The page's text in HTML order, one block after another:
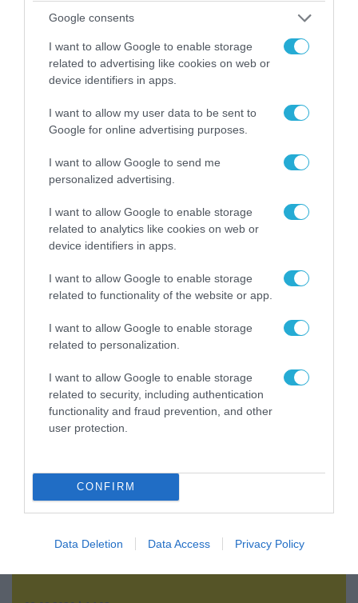
Google consents
I want to allow Google to enable storage
related to advertising like cookies on web or
device identifiers in apps.
I want to allow my user data to be sent to
Google for online advertising purposes.
I want to allow Google to send me
personalized advertising.
I want to allow Google to enable storage
related to analytics like cookies on web or
device identifiers in apps.
I want to allow Google to enable storage
related to functionality of the website or app.
I want to allow Google to enable storage
related to personalization.
I want to allow Google to enable storage
related to security, including authentication
functionality and fraud prevention, and other
user protection.
CONFIRM
Data Deletion Data Access Privacy Policy
Βίντεο: Ρωσική βόμβα FAB-3000 «εξαφανίζει
από τον χάρτη» σημείο διέλευσης των
ουκρανικών δυνάμεων στην Ζαπορίζια
Σε «αναμμένα κάρβουνα» η Τουρκία:
Θάλασσα